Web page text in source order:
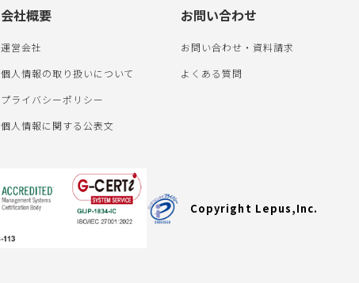
会社概要
運営会社
個人情報の取り扱いについて
プライバシーポリシー
個人情報に関する公表文
お問い合わせ
お問い合わせ・資料請求
よくある質問
Copyright Lepus,Inc.